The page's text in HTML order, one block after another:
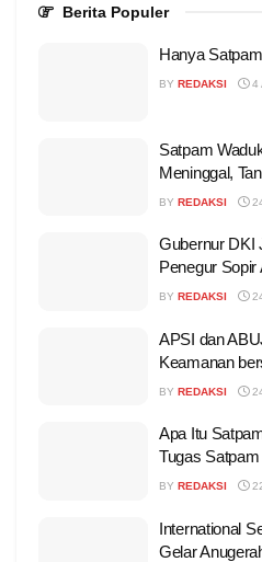
Berita Populer
Hanya
BY REDAKSI 4
Satpam
Meninggal,
BY REDAKSI
Gubernur DKI
Penegur Sopir
BY REDAKSI
APSI dan
Keamanan
BY REDAKSI
Apa Itu
Tugas
BY REDAKSI
International
Gelar